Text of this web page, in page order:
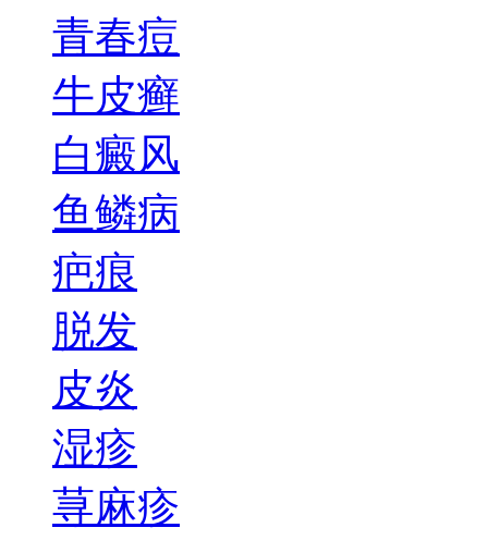
青春痘
牛皮癣
白癜风
鱼鳞病
疤痕
脱发
皮炎
湿疹
荨麻疹